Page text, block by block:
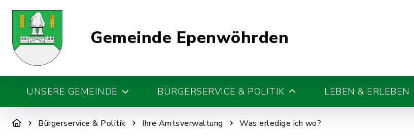
Gemeinde Epenwöhrden
UNSERE GEMEINDE BÜRGERSERVICE & POLITIK LEBEN & ERLEBEN
Bürgerservice & Politik Ihre Amtsverwaltung Was erledige ich wo?